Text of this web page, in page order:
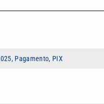
, Pagamento, PIX